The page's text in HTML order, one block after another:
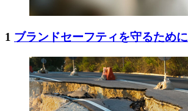
1 ブランドセーフティを守るために